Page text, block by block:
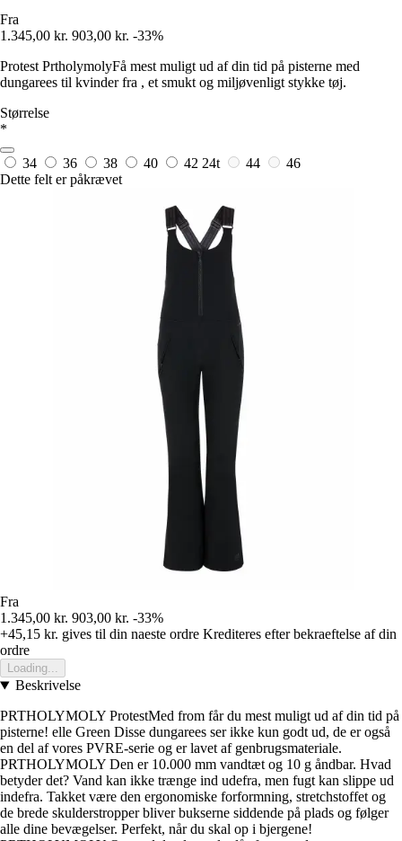
Fra
1.345,00 kr. 903,00 kr. -33%
Protest PrtholymolyFå mest muligt ud af din tid på pisterne med
dungarees til kvinder fra , et smukt og miljøvenligt stykke tøj.
Størrelse
*
34 36 38 40 42 24t 44
46
Dette felt er påkrævet
Fra
1.345,00 kr. 903,00 kr. -33%
+45,15 kr. gives til din naeste ordre Krediteres efter bekraeftelse af din
ordre
Loading...
Beskrivelse
PRTHOLYMOLY ProtestMed from får du mest muligt ud af din tid på
pisterne! elle Green Disse dungarees ser ikke kun godt ud, de er også
en del af vores PVRE-serie og er lavet af genbrugsmateriale.
PRTHOLYMOLY Den er 10.000 mm vandtæt og 10 g åndbar. Hvad
betyder det? Vand kan ikke trænge ind udefra, men fugt kan slippe ud
indefra. Takket være den ergonomiske forformning, stretchstoffet og
de brede skulderstropper bliver bukserne siddende på plads og følger
alle dine bevægelser. Perfekt, når du skal op i bjergene!